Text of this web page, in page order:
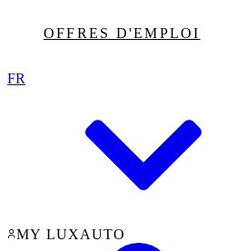
OFFRES D'EMPLOI
FR
MY LUXAUTO